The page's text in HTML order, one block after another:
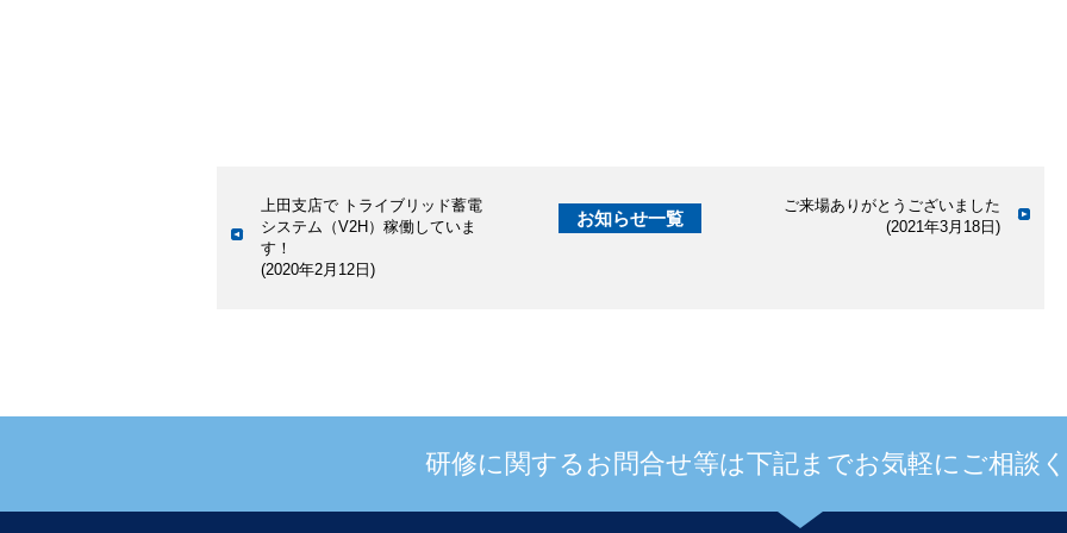
上田支店で トライブリッド蓄電
システム（V2H）稼働していま
す！
(2020年2月12日)
お知らせ一覧
ご来場ありがとうございました
(2021年3月18日)
研修に関するお問合せ等は下記までお気軽にご相談く